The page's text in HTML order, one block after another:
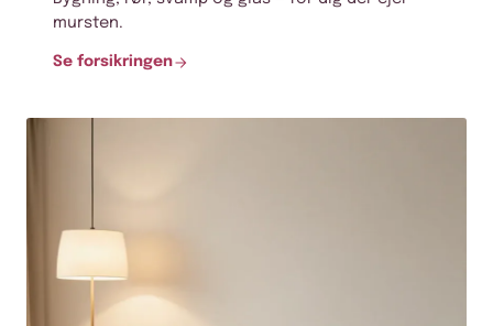
mursten.
Se forsikringen